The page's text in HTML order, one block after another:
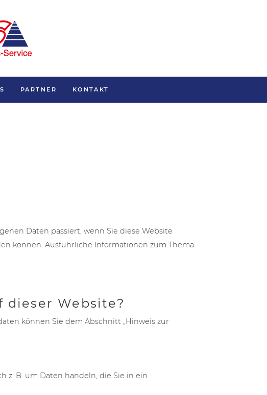
PARTNER KONTAKT
Daten passiert, wenn Sie diese Website
können. Ausführliche Informationen zum Thema
Website?
können Sie dem Abschnitt „Hinweis zur
z. B. um Daten handeln, die Sie in ein